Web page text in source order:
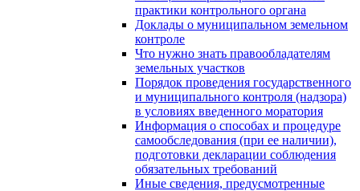
практики контрольного органа
Доклады о муниципальном земельном
контроле
Что нужно знать правообладателям
земельных участков
Порядок проведения государственного
и муниципального контроля (надзора)
в условиях введенного моратория
Информация о способах и процедуре
самообследования (при ее наличии),
подготовки декларации соблюдения
обязательных требований
Иные сведения, предусмотренные